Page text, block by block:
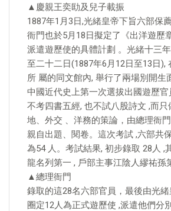
▲慶親王奕劻及兒子載振
1887年1月3日,光緒皇帝下旨六部保
衙門也於5月18日擬定了《出洋遊歷
派遣遊歷使的具體計劃 。光緒十三
至二十二日(1887年6月12日至13日),
所 屬的同文館內, 舉行了兩場別開生
中國近代史上第一次選拔出國遊歷
不考四書五經, 也不試八股詩文 ,而只
地、外交 、洋務的策論，由總理衙
親自出題、閱卷。這次考試 ,六部共
為54 人。考試結果, 初步錄取 28人 ,
龍名列第一 , 戶部主事江陰人繆祐孫
▲總理衙門
錄取的這28名六部官員，最後由光
圈定12人為正式遊歷使 ,派遣他們分